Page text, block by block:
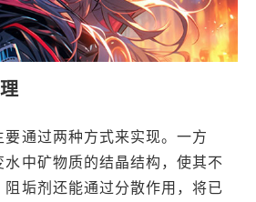
通过两种方式来实现。一方
中矿物质的结晶结构，使其不
垢剂还能通过分散作用，将已